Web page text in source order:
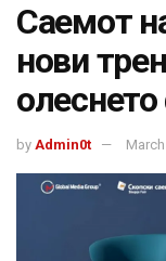
Саемот
нови
by Admin0t